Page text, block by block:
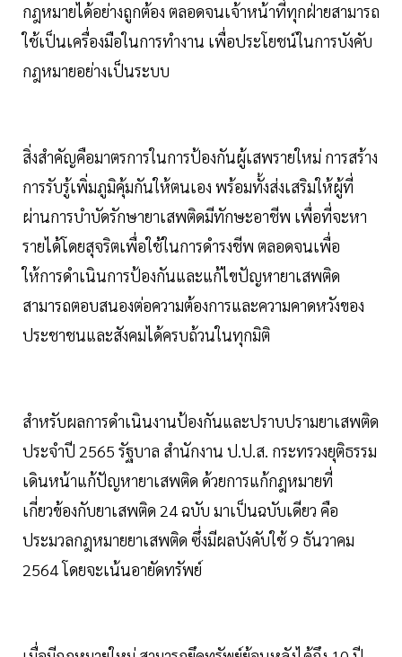
กฎหมายได้อย่างถูกต้อง ตลอดจนเจ้าหน้าที่ทุกฝ่ายสามารถ
ใช้เป็นเครื่องมือในการทำงาน เพื่อประโยชน์ในการบังคับ
กฎหมายอย่างเป็นระบบ
สิ่งสำคัญคือมาตรการในการป้องกันผู้เสพรายใหม่ การสร้าง
การรับรู้เพิ่มภูมิคุ้มกันให้ตนเอง พร้อมทั้งส่งเสริมให้ผู้ที่
ผ่านการบำบัดรักษายาเสพติดมีทักษะอาชีพ เพื่อที่จะหา
รายได้โดยสุจริตเพื่อใช้ในการดำรงชีพ ตลอดจนเพื่อ
ให้การดำเนินการป้องกันและแก้ไขปัญหายาเสพติด
สามารถตอบสนองต่อความต้องการและความคาดหวังของ
ประชาชนและสังคมได้ครบถ้วนในทุกมิติ
สำหรับผลการดำเนินงานป้องกันและปราบปรามยาเสพติด
ประจำปี 2565 รัฐบาล สำนักงาน ป.ป.ส. กระทรวงยุติธรรม
เดินหน้าแก้ปัญหายาเสพติด ด้วยการแก้กฎหมายที่
เกี่ยวข้องกับยาเสพติด 24 ฉบับ มาเป็นฉบับเดียว คือ
ประมวลกฎหมายยาเสพติด ซึ่งมีผลบังคับใช้ 9 ธันวาคม
2564 โดยจะเน้นอายัดทรัพย์